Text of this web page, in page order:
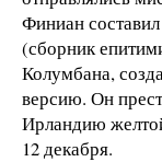
Финиан
(сборник
Колумбана,
версию. Он
Ирландию
12 декабря.